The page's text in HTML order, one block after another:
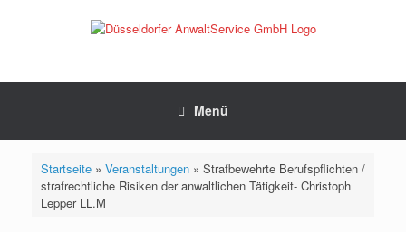
Menü
Startseite» Veranstaltungen» Strafbewehrte Berufspflichten /
strafrechtliche Risiken der anwaltlichen Tätigkeit- Christoph
Lepper LL.M